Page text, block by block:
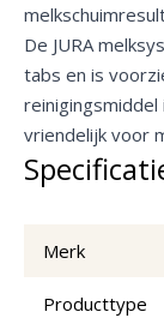
De JURA
tabs en is
vriendelijk voor
Merk
Producttype